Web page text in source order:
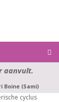
aanvult.
Boine (Sami)
cyclus